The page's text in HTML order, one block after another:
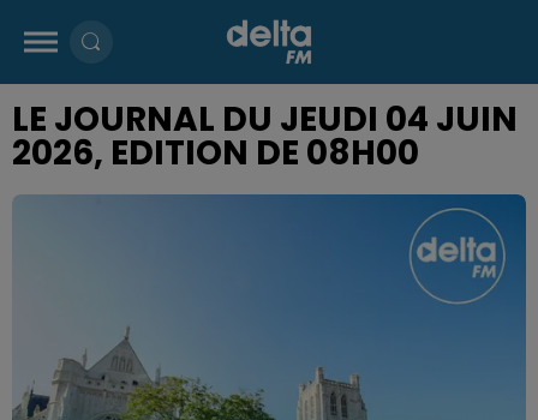
LE JOURNAL DU JEUDI 04 JUIN
2026, EDITION DE 08H00